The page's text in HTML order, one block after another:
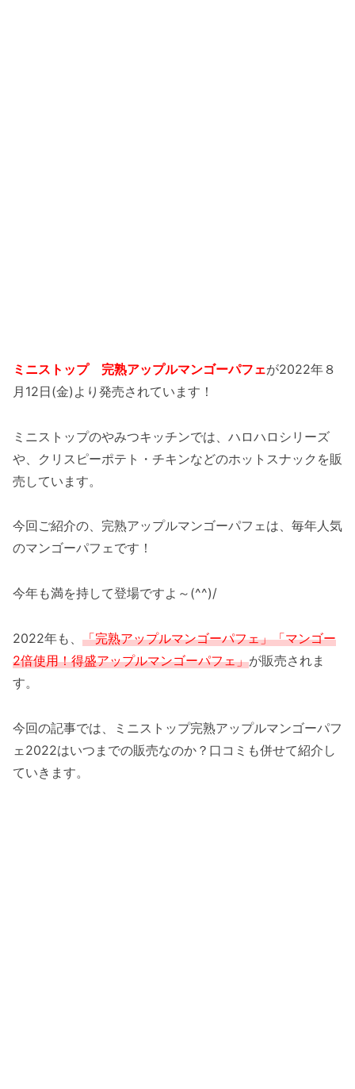
ミニストップ 完熟アップルマンゴーパフェが2022年８
月12日(金)より発売されています！
ミニストップのやみつキッチンでは、ハロハロシリーズ
や、クリスピーポテト・チキンなどのホットスナックを販
売しています。
今回ご紹介の、完熟アップルマンゴーパフェは、毎年人気
のマンゴーパフェです！
今年も満を持して登場ですよ～(^^)/
2022年も、 「完熟アップルマンゴーパフェ」「マンゴー
2倍使用！得盛アップルマンゴーパフェ」が販売されま
す。
今回の記事では、ミニストップ完熟アップルマンゴーパフ
ェ2022はいつまでの販売なのか？口コミも併せて紹介し
ていきます。